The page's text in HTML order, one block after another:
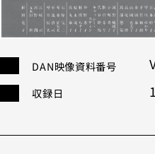
DAN映像資料番号
収録⽇